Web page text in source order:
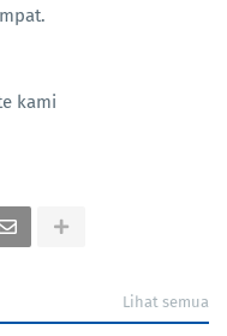
kami
Lihat semua